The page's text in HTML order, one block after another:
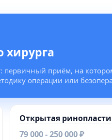
хирурга
первичный приём, на
операции или
Открытая
79 000 - 250 000 ₽